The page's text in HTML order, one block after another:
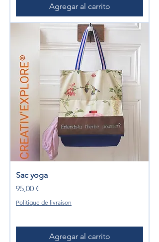
Agregar al carrito
Sac yoga
Precio
95,00 €
Politique de livraison
Agregar al carrito